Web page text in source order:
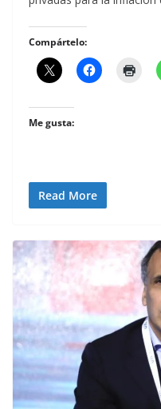
Compártelo:
Me gusta:
Read More